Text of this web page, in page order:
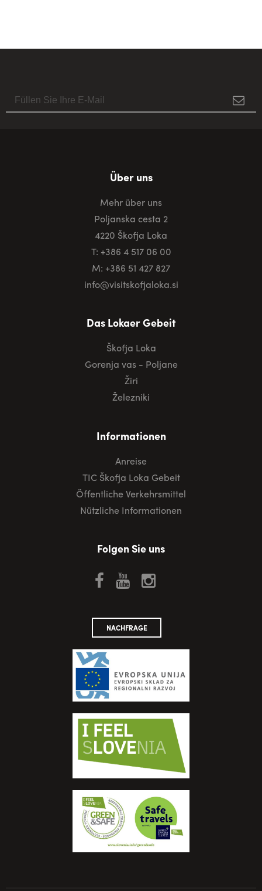
Über uns
Mehr über uns
Poljanska cesta 2
4220 Škofja Loka
T: +386 4 517 06 00
M: +386 51 427 827
info@visitskofjaloka.si
Das Lokaer Gebeit
Škofja Loka
Gorenja vas - Poljane
Žiri
Železniki
Informationen
Anreise
TIC Škofja Loka Gebeit
Öffentliche Verkehrsmittel
Nützliche Informationen
Folgen Sie uns
NACHFRAGE